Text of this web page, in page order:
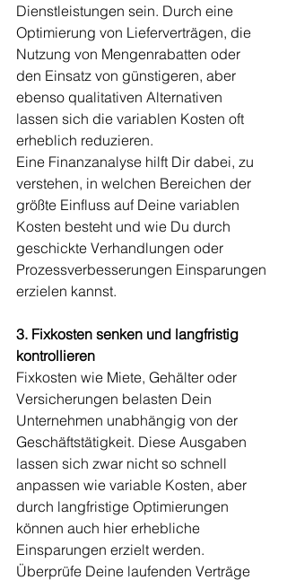
Dienstleistungen sein. Durch eine
Optimierung von Lieferverträgen, die
Nutzung von Mengenrabatten oder
den Einsatz von günstigeren, aber
ebenso qualitativen Alternativen
lassen sich die variablen Kosten oft
erheblich reduzieren.
Eine Finanzanalyse hilft Dir dabei, zu
verstehen, in welchen Bereichen der
größte Einfluss auf Deine variablen
Kosten besteht und wie Du durch
geschickte Verhandlungen oder
Prozessverbesserungen Einsparungen
erzielen kannst.
3. Fixkosten senken und langfristig
kontrollieren
Fixkosten wie Miete, Gehälter oder
Versicherungen belasten Dein
Unternehmen unabhängig von der
Geschäftstätigkeit. Diese Ausgaben
lassen sich zwar nicht so schnell
anpassen wie variable Kosten, aber
durch langfristige Optimierungen
können auch hier erhebliche
Einsparungen erzielt werden.
Überprüfe Deine laufenden Verträge